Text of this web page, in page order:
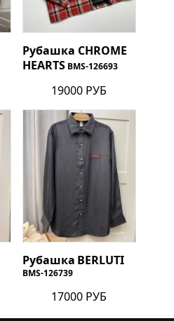
Рубашка CHROME
HEARTS BMS-126693
19000 РУБ
Рубашка BERLUTI
BMS-126739
17000 РУБ